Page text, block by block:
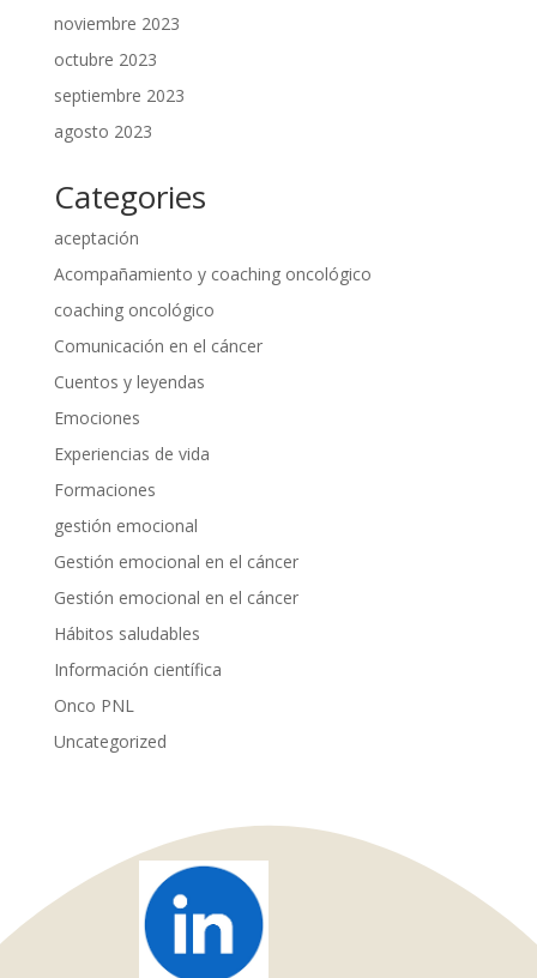
noviembre 2023
octubre 2023
septiembre 2023
agosto 2023
Categories
aceptación
Acompañamiento y coaching oncológico
coaching oncológico
Comunicación en el cáncer
Cuentos y leyendas
Emociones
Experiencias de vida
Formaciones
gestión emocional
Gestión emocional en el cáncer
Gestión emocional en el cáncer
Hábitos saludables
Información científica
Onco PNL
Uncategorized